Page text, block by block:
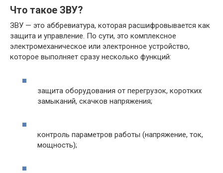
Что такое ЗВУ?
ЗВУ — это аббревиатура, которая расшифровывается как
защита и управление. По сути, это комплексное
электромеханическое или электронное устройство,
которое выполняет сразу несколько функций:
защита оборудования от перегрузок, коротких
замыканий, скачков напряжения;
контроль параметров работы (напряжение, ток,
мощность);